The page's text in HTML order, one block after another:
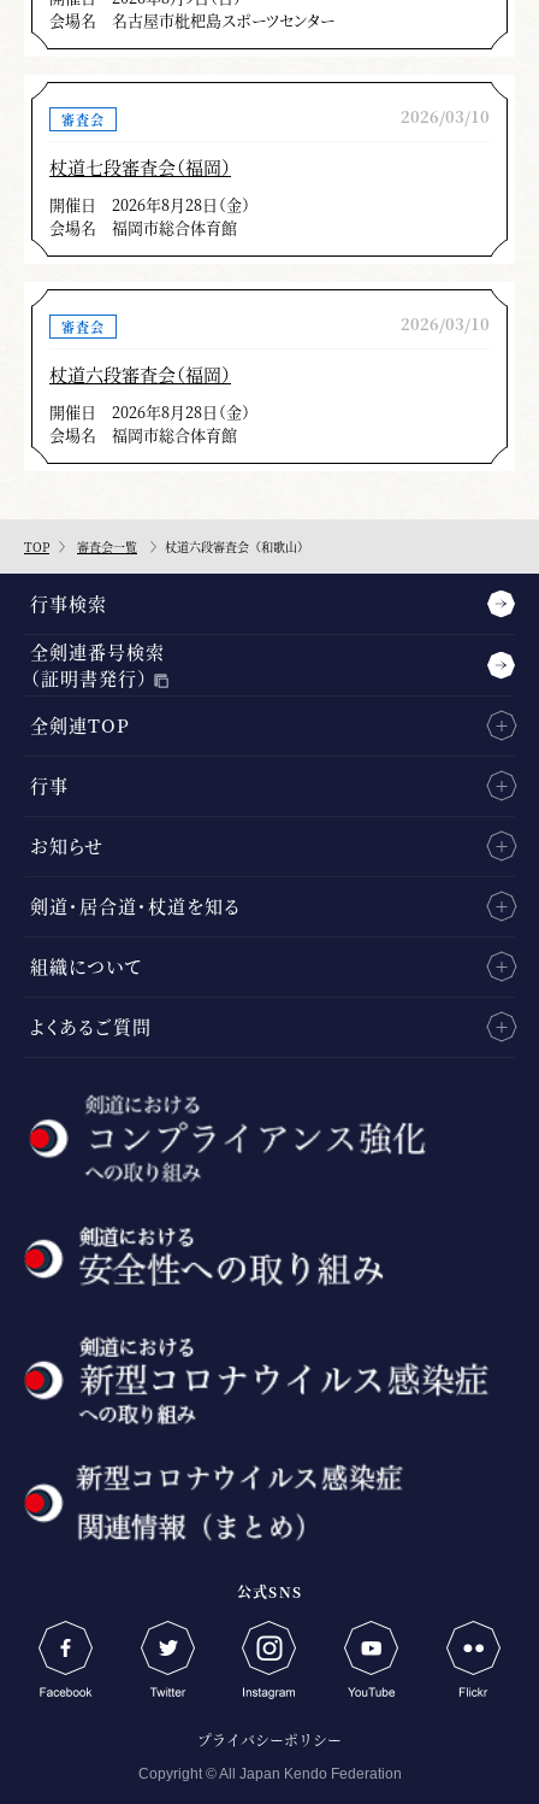
会場名
名古屋市枇杷島スポーツセンター
審査会 2026/03/10
杖道七段審査会（福岡）
開催日
2026年8月28日（金）
会場名
福岡市総合体育館
審査会 2026/03/10
杖道六段審査会（福岡）
開催日
2026年8月28日（金）
会場名
福岡市総合体育館
TOP 審査会一覧 杖道六段審査会（和歌山）
行事検索
全剣連番号検索
（証明書発行）
全剣連TOP
行事
お知らせ
剣道・居合道・杖道を知る
組織について
よくあるご質問
公式SNS
プライバシーポリシー
Copyright © All Japan Kendo Federation